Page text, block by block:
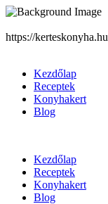
https://kerteskonyha.hu
Kezdőlap
Receptek
Konyhakert
Blog
Kezdőlap
Receptek
Konyhakert
Blog